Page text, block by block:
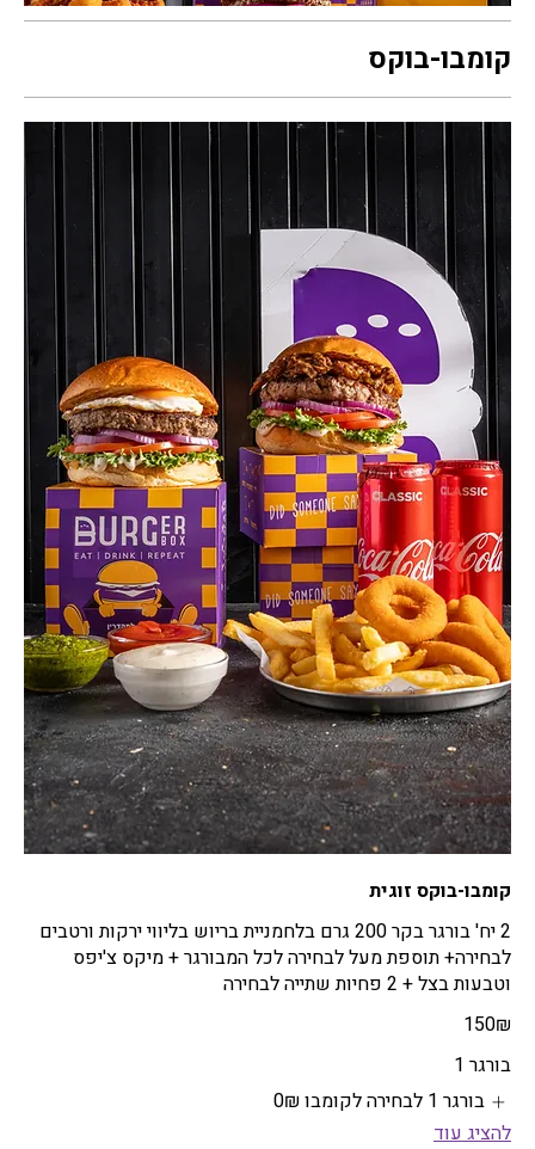
קומבו-בוקס
קומבו-בוקס זוגית
2 יח' בורגר בקר 200 גרם בלחמניית בריוש בליווי ירקות ורטבים
לבחירה+ תוספת מעל לבחירה לכל המבורגר + מיקס צ'יפס
וטבעות בצל + 2 פחיות שתייה לבחירה
‏150 ‏₪
בורגר 1
בורגר 1 לבחירה לקומבו
‏0 ‏₪
להציג עוד